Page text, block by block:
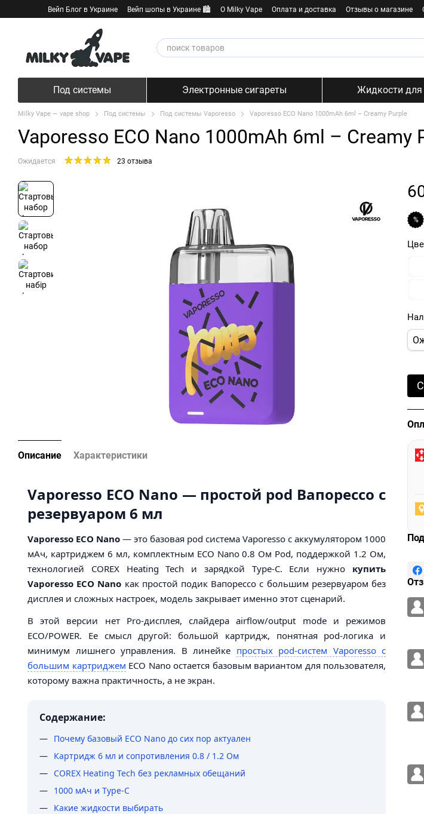
Перейти к основному контенту
Вейп Блог в Украине Вейп шопы в Украине 🏙️ О Milky Vape Оплата и доставка Отзывы о магазине
Под системы Электронные сигареты Жидкости для
Milky Vape — vape shop Под системы Под системы Vaporesso Vaporesso ECO Nano 1000mAh 6ml – Creamy Purple
Vaporesso ECO Nano 1000mAh 6ml – Creamy
Ожидается 23 отзыва
Описание Характеристики
Vaporesso ECO Nano — простой pod Вапорессо с
резервуаром 6 мл
Vaporesso ECO Nano — это базовая pod система Vaporesso с аккумулятором 1000
мАч, картриджем 6 мл, комплектным ECO Nano 0.8 Ом Pod, поддержкой 1.2 Ом,
технологией COREX Heating Tech и зарядкой Type-C. Если нужно купить
Vaporesso ECO Nano как простой подик Вапорессо с большим резервуаром без
дисплея и сложных настроек, модель закрывает именно этот сценарий.
В этой версии нет Pro-дисплея, слайдера airflow/output mode и режимов
ECO/POWER. Ее смысл другой: большой картридж, понятная pod-логика и
минимум лишнего управления. В линейке простых pod-систем Vaporesso с
большим картриджем ECO Nano остается базовым вариантом для пользователя,
которому важна практичность, а не экран.
Содержание:
Почему базовый ECO Nano до сих пор актуален
Картридж 6 мл и сопротивления 0.8 / 1.2 Ом
COREX Heating Tech без рекламных обещаний
1000 мАч и Type-C
Какие жидкости выбирать
%